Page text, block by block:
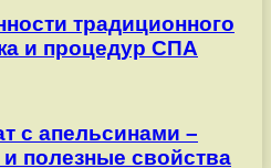
традиционного
и процедур СПА
с апельсинами –
полезные свойства